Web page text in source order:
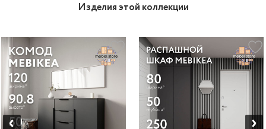
Изделия этой коллекции